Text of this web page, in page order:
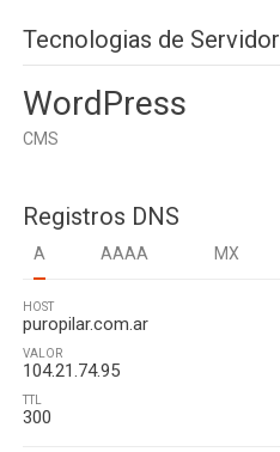
Tecnologias de Servidor
WordPress
CMS
Registros DNS
A AAAA MX
HOST
puropilar.com.ar
VALOR
104.21.74.95
TTL
300